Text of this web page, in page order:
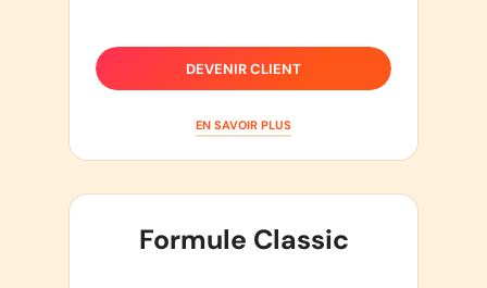
DEVENIR CLIENT
EN SAVOIR PLUS
Formule Classic